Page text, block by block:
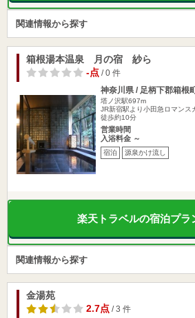
関連情報から探す
箱根湯本温泉 月の宿 紗ら
-点/ 0 件
神奈川県 / 足柄下郡箱根
塔ノ沢駅697m
JR新宿駅より小田急ロマン
徒歩約10分
営業時間
入浴料金 ～
宿泊 源泉かけ流し
楽天トラベルの宿泊プラ
関連情報から探す
金湯苑
2.7点/ 3 件